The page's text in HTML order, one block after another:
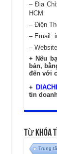
– Địa
HCM
– Điện
– Email:
–
+ Nếu
bản,
đến với
+
tin
Từ Khóa
Trung